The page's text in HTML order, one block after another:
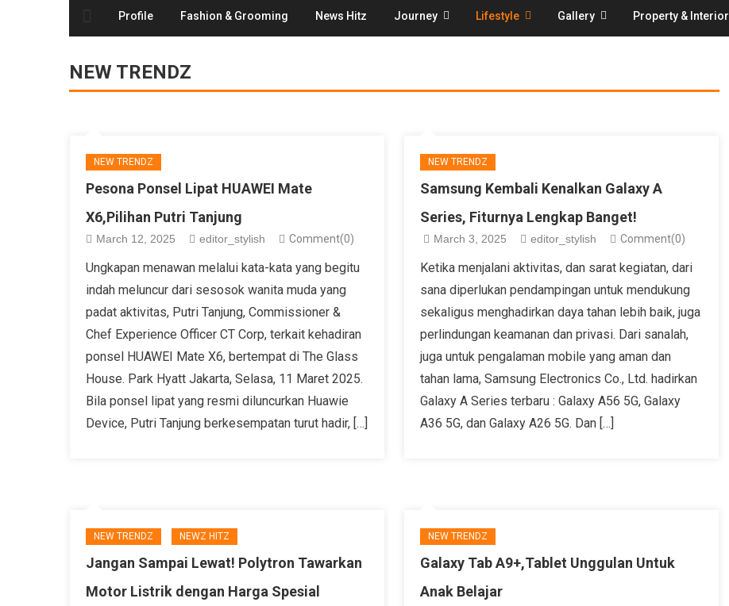
Profile Fashion & Grooming News Hitz Journey Lifestyle Gallery Property & Interior
NEW TRENDZ
NEW TRENDZ
Pesona Ponsel Lipat HUAWEI Mate
X6,Pilihan Putri Tanjung
March 12, 2025 editor_stylish Comment(0)
Ungkapan menawan melalui kata-kata yang begitu
indah meluncur dari sesosok wanita muda yang
padat aktivitas, Putri Tanjung, Commissioner &
Chef Experience Officer CT Corp, terkait kehadiran
ponsel HUAWEI Mate X6, bertempat di The Glass
House. Park Hyatt Jakarta, Selasa, 11 Maret 2025.
Bila ponsel lipat yang resmi diluncurkan Huawie
Device, Putri Tanjung berkesempatan turut hadir, […]
NEW TRENDZ
Samsung Kembali Kenalkan Galaxy A
Series, Fiturnya Lengkap Banget!
March 3, 2025 editor_stylish Comment(0)
Ketika menjalani aktivitas, dan sarat kegiatan, dari
sana diperlukan pendampingan untuk mendukung
sekaligus menghadirkan daya tahan lebih baik, juga
perlindungan keamanan dan privasi. Dari sanalah,
juga untuk pengalaman mobile yang aman dan
tahan lama, Samsung Electronics Co., Ltd. hadirkan
Galaxy A Series terbaru : Galaxy A56 5G, Galaxy
A36 5G, dan Galaxy A26 5G. Dan […]
NEW TRENDZ NEWZ HITZ
Jangan Sampai Lewat! Polytron Tawarkan
Motor Listrik dengan Harga Spesial
NEW TRENDZ
Galaxy Tab A9+,Tablet Unggulan Untuk
Anak Belajar